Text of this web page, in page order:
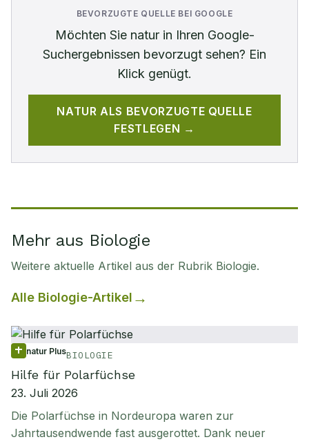
BEVORZUGTE QUELLE BEI GOOGLE
Möchten Sie naturin Ihren Google-
Suchergebnissen bevorzugt sehen? Ein
Klick genügt.
NATUR ALS BEVORZUGTE QUELLE
FESTLEGEN →
Mehr aus Biologie
Weitere aktuelle Artikel aus der Rubrik Biologie.
Alle Biologie-Artikel
natur PlusBIOLOGIE
Hilfe für Polarfüchse
23. Juli 2026
Die Polarfüchse in Nordeuropa waren zur
Jahrtausendwende fast ausgerottet. Dank neuer